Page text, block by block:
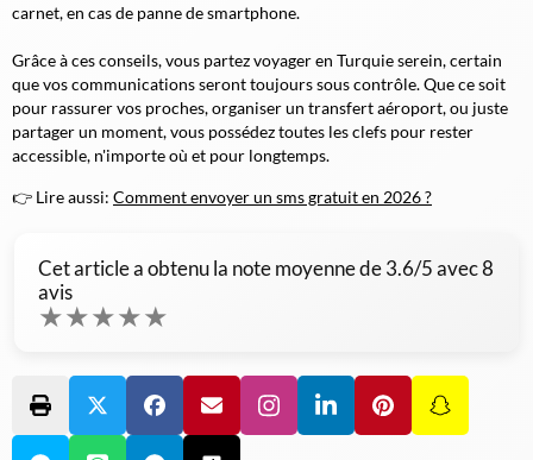
carnet, en cas de panne de smartphone.
Grâce à ces conseils, vous partez voyager en Turquie serein, certain
que vos communications seront toujours sous contrôle. Que ce soit
pour rassurer vos proches, organiser un transfert aéroport, ou juste
partager un moment, vous possédez toutes les clefs pour rester
accessible, n'importe où et pour longtemps.
👉 Lire aussi: Comment envoyer un sms gratuit en 2026 ?
Cet article a obtenu la note moyenne de3.6/5 avec8
avis
★★★★★